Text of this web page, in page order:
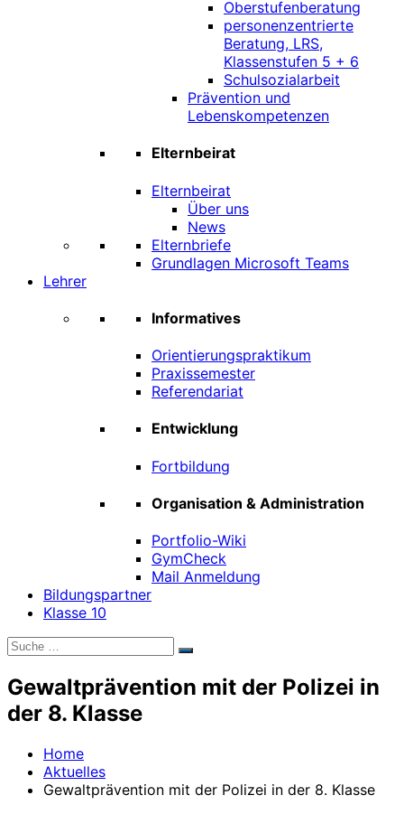
Oberstufenberatung
personenzentrierte
Beratung, LRS,
Klassenstufen 5 + 6
Schulsozialarbeit
Prävention und
Lebenskompetenzen
Elternbeirat
Elternbeirat
Über uns
News
Elternbriefe
Grundlagen Microsoft Teams
Lehrer
Informatives
Orientierungspraktikum
Praxissemester
Referendariat
Entwicklung
Fortbildung
Organisation & Administration
Portfolio-Wiki
GymCheck
Mail Anmeldung
Bildungspartner
Klasse 10
Suche
Suchen
Gewaltprävention mit der Polizei in
der 8. Klasse
Home
Aktuelles
Gewaltprävention mit der Polizei in der 8. Klasse